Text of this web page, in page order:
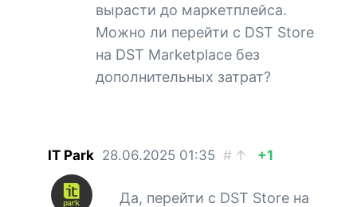
вырасти до маркетплейса.
Можно ли перейти с DST Store
на DST Marketplace без
дополнительных затрат?
IT Park 28.06.2025 01:35 # ↑ +1
Да, перейти с DST Store на